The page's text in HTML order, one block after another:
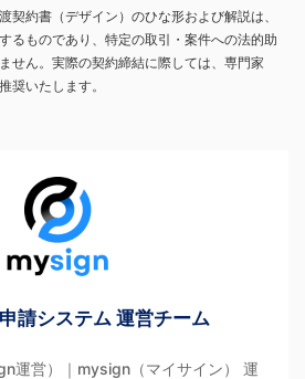
契約書（デザイン）のひな形および解説は、
るものであり、特定の取引・案件への法的助
せん。実際の契約締結に際しては、専門家
奨いたします。
請システム 運営チーム
運営）｜mysign（マイサイン） 運